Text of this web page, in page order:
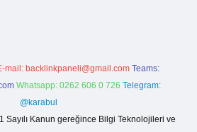
mail: backlinkpaneli@gmail.com Teams:
Whatsapp: 0262 606 0 726 Telegram:
@karabul
Sayılı Kanun gereğince Bilgi Teknolojileri ve